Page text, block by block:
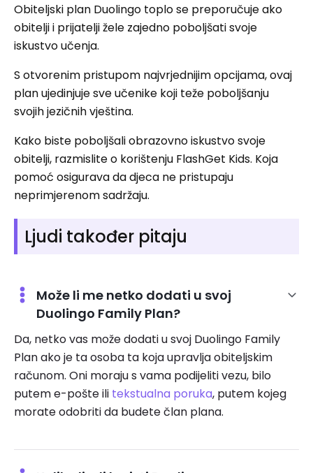
Obiteljski plan Duolingo toplo se preporučuje ako
obitelji i prijatelji žele zajedno poboljšati svoje
iskustvo učenja.
S otvorenim pristupom najvrjednijim opcijama, ovaj
plan ujedinjuje sve učenike koji teže poboljšanju
svojih jezičnih vještina.
Kako biste poboljšali obrazovno iskustvo svoje
obitelji, razmislite o korištenju FlashGet Kids. Koja
pomoć osigurava da djeca ne pristupaju
neprimjerenom sadržaju.
Ljudi također pitaju
Može li me netko dodati u svoj
Duolingo Family Plan?
Da, netko vas može dodati u svoj Duolingo Family
Plan ako je ta osoba ta koja upravlja obiteljskim
računom. Oni moraju s vama podijeliti vezu, bilo
putem e-pošte ili tekstualna poruka, putem kojeg
morate odobriti da budete član plana.